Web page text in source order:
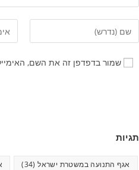
שמור בדפדפן זה את השם,
תגיות
אגף התנועה במשטרת ישראל(34)